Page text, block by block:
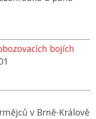
bojích
v Brně-Králově